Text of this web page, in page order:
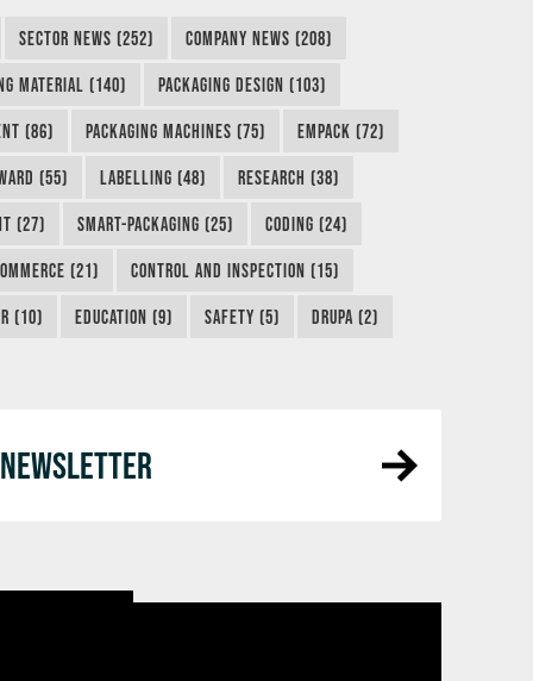
SECTOR NEWS (252) COMPANY NEWS (208)
MATERIAL (140) PACKAGING DESIGN (103)
(86) PACKAGING MACHINES (75) EMPACK (72)
(55) LABELLING (48) RESEARCH (38)
(27) SMART-PACKAGING (25) CODING (24)
(21) CONTROL AND INSPECTION (15)
(10) EDUCATION (9) SAFETY (5) DRUPA (2)